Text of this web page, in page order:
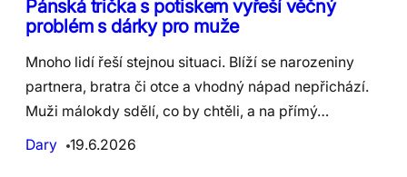
Pánská trička s potiskem vyřeší věčný
problém s dárky pro muže
Mnoho lidí řeší stejnou situaci. Blíží se narozeniny
partnera, bratra či otce a vhodný nápad nepřichází.
Muži málokdy sdělí, co by chtěli, a na přímý…
Dary
19.6.2026